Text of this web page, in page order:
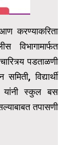
करण्याकरिता
विभागामार्फत
पडताळणी
विद्यार्थी
यांनी स्कुल बस
तपासणी